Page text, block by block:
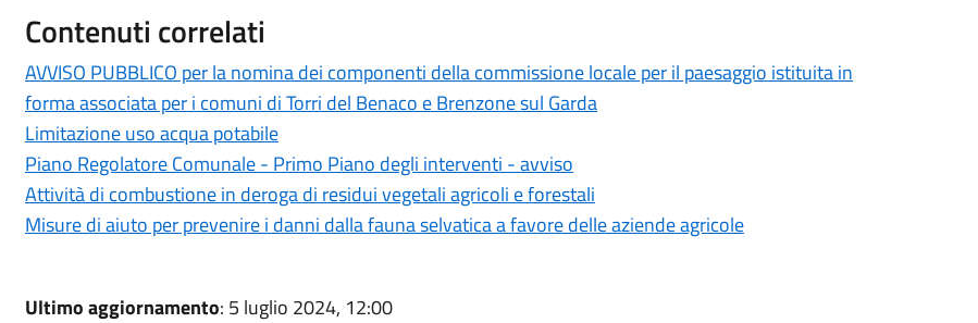
Contenuti correlati
AVVISO PUBBLICO per la nomina dei componenti della commissione locale per il paesaggio istituita in
forma associata per i comuni di Torri del Benaco e Brenzone sul Garda
Limitazione uso acqua potabile
Piano Regolatore Comunale - Primo Piano degli interventi - avviso
Attività di combustione in deroga di residui vegetali agricoli e forestali
Misure di aiuto per prevenire i danni dalla fauna selvatica a favore delle aziende agricole
Ultimo aggiornamento: 5 luglio 2024, 12:00